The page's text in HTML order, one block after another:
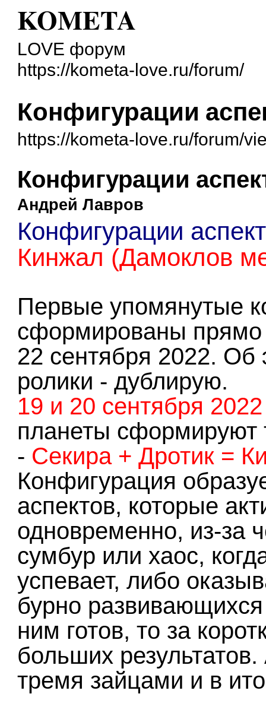
KOMETA
LOVE форум
https://kometa-love.ru/forum/
Конфигурации
https://kometa-love.ru/forum/
Конфигурации
Андрей Лавров
Конфигурации
Кинжал (Дамоклов
Первые упомянутые
сформированы прямо
22 сентября 2022.
ролики - дублирую.
19 и 20 сентября
планеты
- Секира + Дротик =
Конфигурация
аспектов, которые
одновременно, из-за
сумбур или хаос,
успевает, либо
бурно
ним готов, то за
больших
тремя зайцами и в